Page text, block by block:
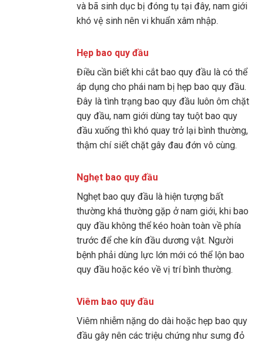
và bã sinh dục bị đóng tụ tại đây, nam giới
khó vệ sinh nên vi khuẩn xâm nhập.
Hẹp bao quy đầu
Điều cần biết khi cắt bao quy đầu là có thể
áp dụng cho phái nam bị hẹp bao quy đầu.
Đây là tình trạng bao quy đầu luôn ôm chặt
quy đầu, nam giới dùng tay tuột bao quy
đầu xuống thì khó quay trở lại bình thường,
thậm chí siết chặt gây đau đớn vô cùng.
Nghẹt bao quy đầu
Nghẹt bao quy đầu là hiện tượng bất
thường khá thường gặp ở nam giới, khi bao
quy đầu không thể kéo hoàn toàn về phía
trước để che kín đầu dương vật. Người
bệnh phải dùng lực lớn mới có thể lộn bao
quy đầu hoặc kéo về vị trí bình thường.
Viêm bao quy đầu
Viêm nhiễm nặng do dài hoặc hẹp bao quy
đầu gây nên các triệu chứng như sưng đỏ